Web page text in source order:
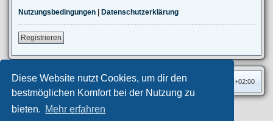
Diese Website nutzt Cookies, um dir den
bestmöglichen Komfort bei der Nutzung zu
bieten. Mehr erfahren
Nutzungsbedingungen | Datenschutzerklärung
Registrieren
Foren-Übersicht Alle Zeiten sind UTC+02:00
Privates Forum ©